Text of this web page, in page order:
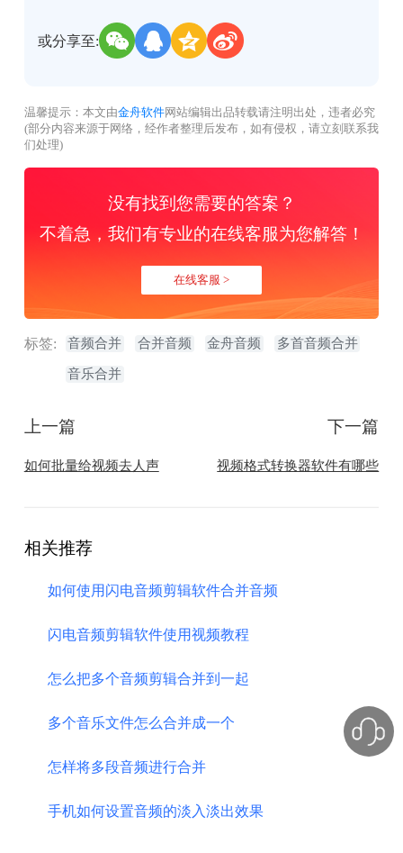
或分享至:
温馨提示：本文由金舟软件网站编辑出品转载请注明出处，违者必究
(部分内容来源于网络，经作者整理后发布，如有侵权，请立刻联系我
们处理)
没有找到您需要的答案？
不着急，我们有专业的在线客服为您解答！
在线客服 >
标签: 音频合并 合并音频 金舟音频 多首音频合并
音乐合并
上一篇
如何批量给视频去人声
下一篇
视频格式转换器软件有哪些
相关推荐
如何使用闪电音频剪辑软件合并音频
闪电音频剪辑软件使用视频教程
怎么把多个音频剪辑合并到一起
多个音乐文件怎么合并成一个
怎样将多段音频进行合并
手机如何设置音频的淡入淡出效果